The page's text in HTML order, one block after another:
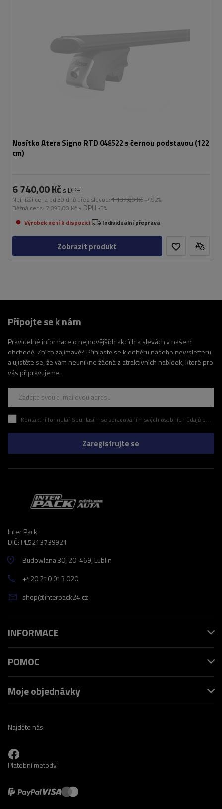
Nosítko Atera Signo RTD 048522 s černou podstavou (122
cm)
6 740,00 Kč s DPH
Nejnižší cena od 30 dnů před slevou: 1 137,00 Kč +492%
Běžná cena: 7 095,00 Kč s DPH -5%
Výrobek není k dispozici
Individuální přeprava
Zobrazit produkt
Připojte se k nám
Pravidelné informace o nejnovějších akcích a slevách v našem
obchodě. Zní to zajímavě? Přihlaste se k odběru našeho newsletteru
a ujistěte se, že vám neunikne žádná z atraktivních nabídek, které pro
vás připravujeme.
Zadejte svou e-mailovou adresu
Kontaktní formulář Souhlasím se zpracováním svých osobních údajů obsažených v kontaktním formuláři v souladu s nařízením Evropského parlamentu a Rady (EU)
Zaregistrujte se
Inter Pack
DIČ: PL5213739921
Budowlana 30, 20-469, Lublin
+420 210 013 020
shop@interpack24.cz
INFORMACE
POMOC
Moje objednávky
Najděte nás:
Platební metody: